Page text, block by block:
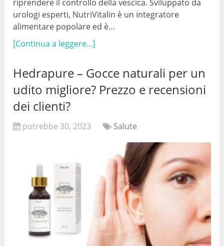
riprendere il controllo della vescica. Sviluppato da
urologi esperti, NutriVitalin è un integratore
alimentare popolare ed è…
[Continua a leggere...]
Hedrapure – Gocce naturali per un
udito migliore? Prezzo e recensioni
dei clienti?
potrebbe 30, 2023 Salute